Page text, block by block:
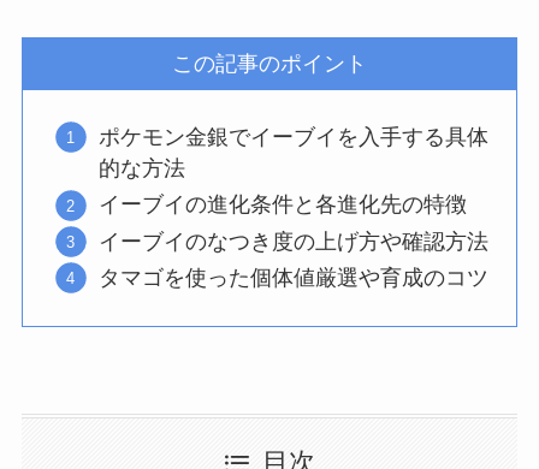
この記事のポイント
ポケモン金銀でイーブイを入手する具体
的な方法
イーブイの進化条件と各進化先の特徴
イーブイのなつき度の上げ方や確認方法
タマゴを使った個体値厳選や育成のコツ
目次